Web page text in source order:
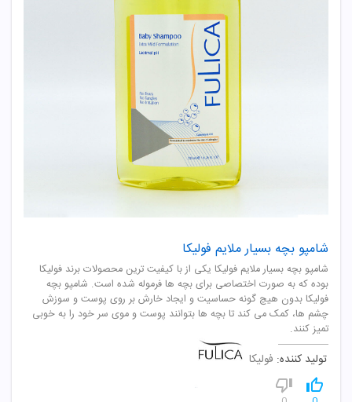
شامپو بچه بسیار ملایم فولیکا
شامپو بچه بسیار ملایم فولیکا یکی از با کیفیت ترین محصولات برند فولیکا
بوده که به صورت اختصاصی برای بچه ها فرموله شده است. شامپو بچه
فولیکا بدون هیچ گونه حساسیت و ایجاد خارش بر روی پوست و سوزش
چشم ها، کمک می کند تا بچه ها بتوانند پوست و موی سر خود را به خوبی
تمیز کنند.
تولید کننده: فولیکا